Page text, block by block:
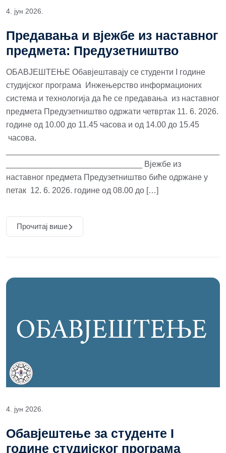
4. јун 2026.
Предавања и вјежбе из наставног
предмета: Предузетништво
ОБАВЈЕШТЕЊЕ Обавјештавају се студенти I године
студијског програма Инжењерство информационих
система и технологија да ће се предавања из наставног
предмета Предузетништво одржати четвртак 11. 6. 2026.
године од 10.00 до 11.45 часова и од 14.00 до 15.45
часова.
______________________________ Вјежбе из
наставног предмета Предузетништво биће одржане у
петак 12. 6. 2026. године од 08.00 до […]
Прочитај више
4. јун 2026.
Обавјештење за студенте I
године студијског програма